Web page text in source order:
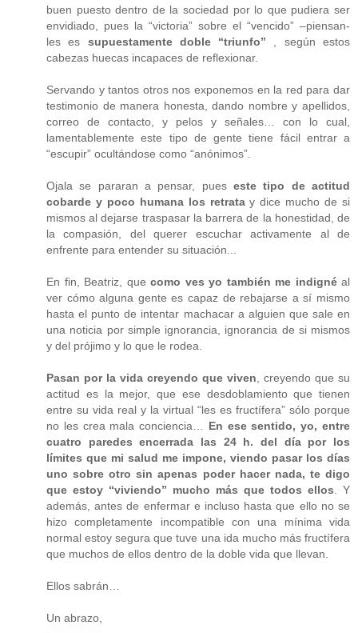
buen puesto dentro de la sociedad por lo que pudiera ser
envidiado, pues la “victoria” sobre el “vencido” –piensan-
les es supuestamente doble “triunfo”
, según estos
cabezas huecas incapaces de reflexionar.
Servando y tantos otros nos exponemos en la red para dar
testimonio de manera honesta, dando nombre y apellidos,
correo de contacto, y pelos y señales… con lo cual,
lamentablemente este tipo de gente tiene fácil entrar a
“escupir” ocultándose como “anónimos”.
Ojala se pararan a pensar, pues este tipo de actitud
cobarde y poco humana los retratay dice mucho de si
mismos al dejarse traspasar la barrera de la honestidad, de
la compasión, del querer escuchar activamente al de
enfrente para entender su situación...
En fin, Beatriz, que como ves yo también me indignéal
ver cómo alguna gente es capaz de rebajarse a sí mismo
hasta el punto de intentar machacar a alguien que sale en
una noticia por simple ignorancia, ignorancia de si mismos
y del prójimo y lo que le rodea.
Pasan por la vida creyendo que viven , creyendo que su
actitud es la mejor, que ese desdoblamiento que tienen
entre su vida real y la virtual “les es fructífera” sólo porque
no les crea mala conciencia… En ese sentido, yo, entre
cuatro paredes encerrada las 24 h. del día por los
límites que mi salud me impone, viendo pasar los días
uno sobre otro sin apenas poder hacer nada, te digo
que estoy “viviendo” mucho más que todos ellos . Y
además, antes de enfermar e incluso hasta que ello no se
hizo completamente incompatible con una mínima vida
normal estoy segura que tuve una ida mucho más fructífera
que muchos de ellos dentro de la doble vida que llevan.
Ellos sabrán…
Un abrazo,